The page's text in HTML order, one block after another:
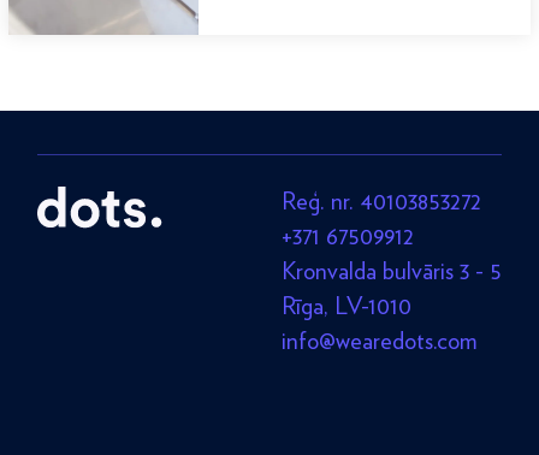
Reģ. nr. 40103853272
+371 67509912
Kronvalda bulvāris 3 - 5
Rīga, LV-1010
info@wearedots.com